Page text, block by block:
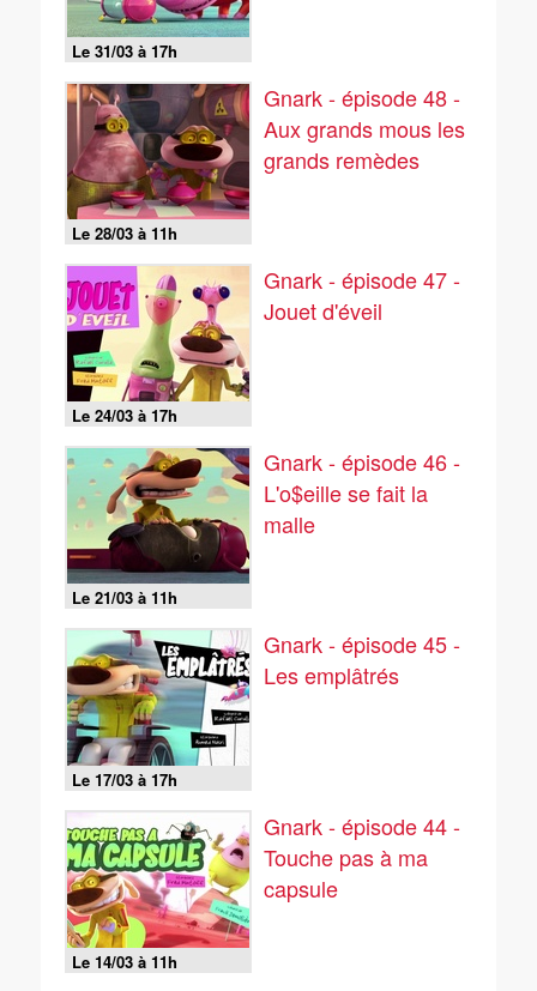
Le 31/03 à 17h
Le 28/03 à 11h
Gnark - épisode 48 -
Aux grands mous les
grands remèdes
Le 24/03 à 17h
Gnark - épisode 47 -
Jouet d'éveil
Le 21/03 à 11h
Gnark - épisode 46 -
L'o$eille se fait la
malle
Le 17/03 à 17h
Gnark - épisode 45 -
Les emplâtrés
Le 14/03 à 11h
Gnark - épisode 44 -
Touche pas à ma
capsule